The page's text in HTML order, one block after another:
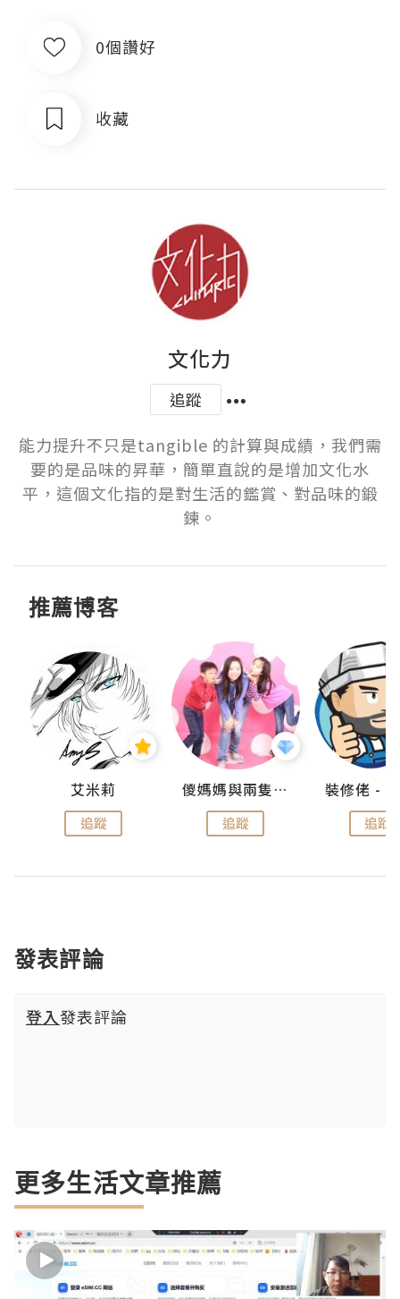
0個讚好
收藏
文化力
追蹤
能力提升不只是tangible 的計算與成績，我們需
要的是品味的昇華，簡單直說的是增加文化水
平，這個文化指的是對生活的鑑賞、對品味的鍛
鍊。
推薦博客
艾米莉
追蹤
儍媽媽與兩隻小魔怪之家
追蹤 追蹤
發表評論
登入發表評論
更多生活文章推薦